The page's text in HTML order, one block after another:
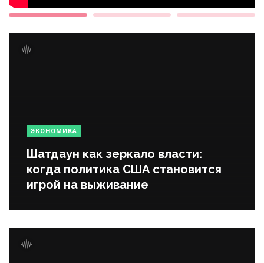
ЭКОНОМИКА
Шатдаун как зеркало власти:
когда политика США становится
игрой на выживание